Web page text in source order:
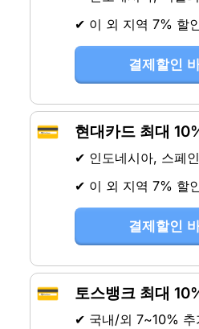
✔ 이 외 지역 7% 할
결제할인
💳 현대카드 최대
✔ 인도네시아, 스페
✔ 이 외 지역 7% 할
결제할인
💳 토스뱅크 최대
✔ 국내/외 7~10% 추